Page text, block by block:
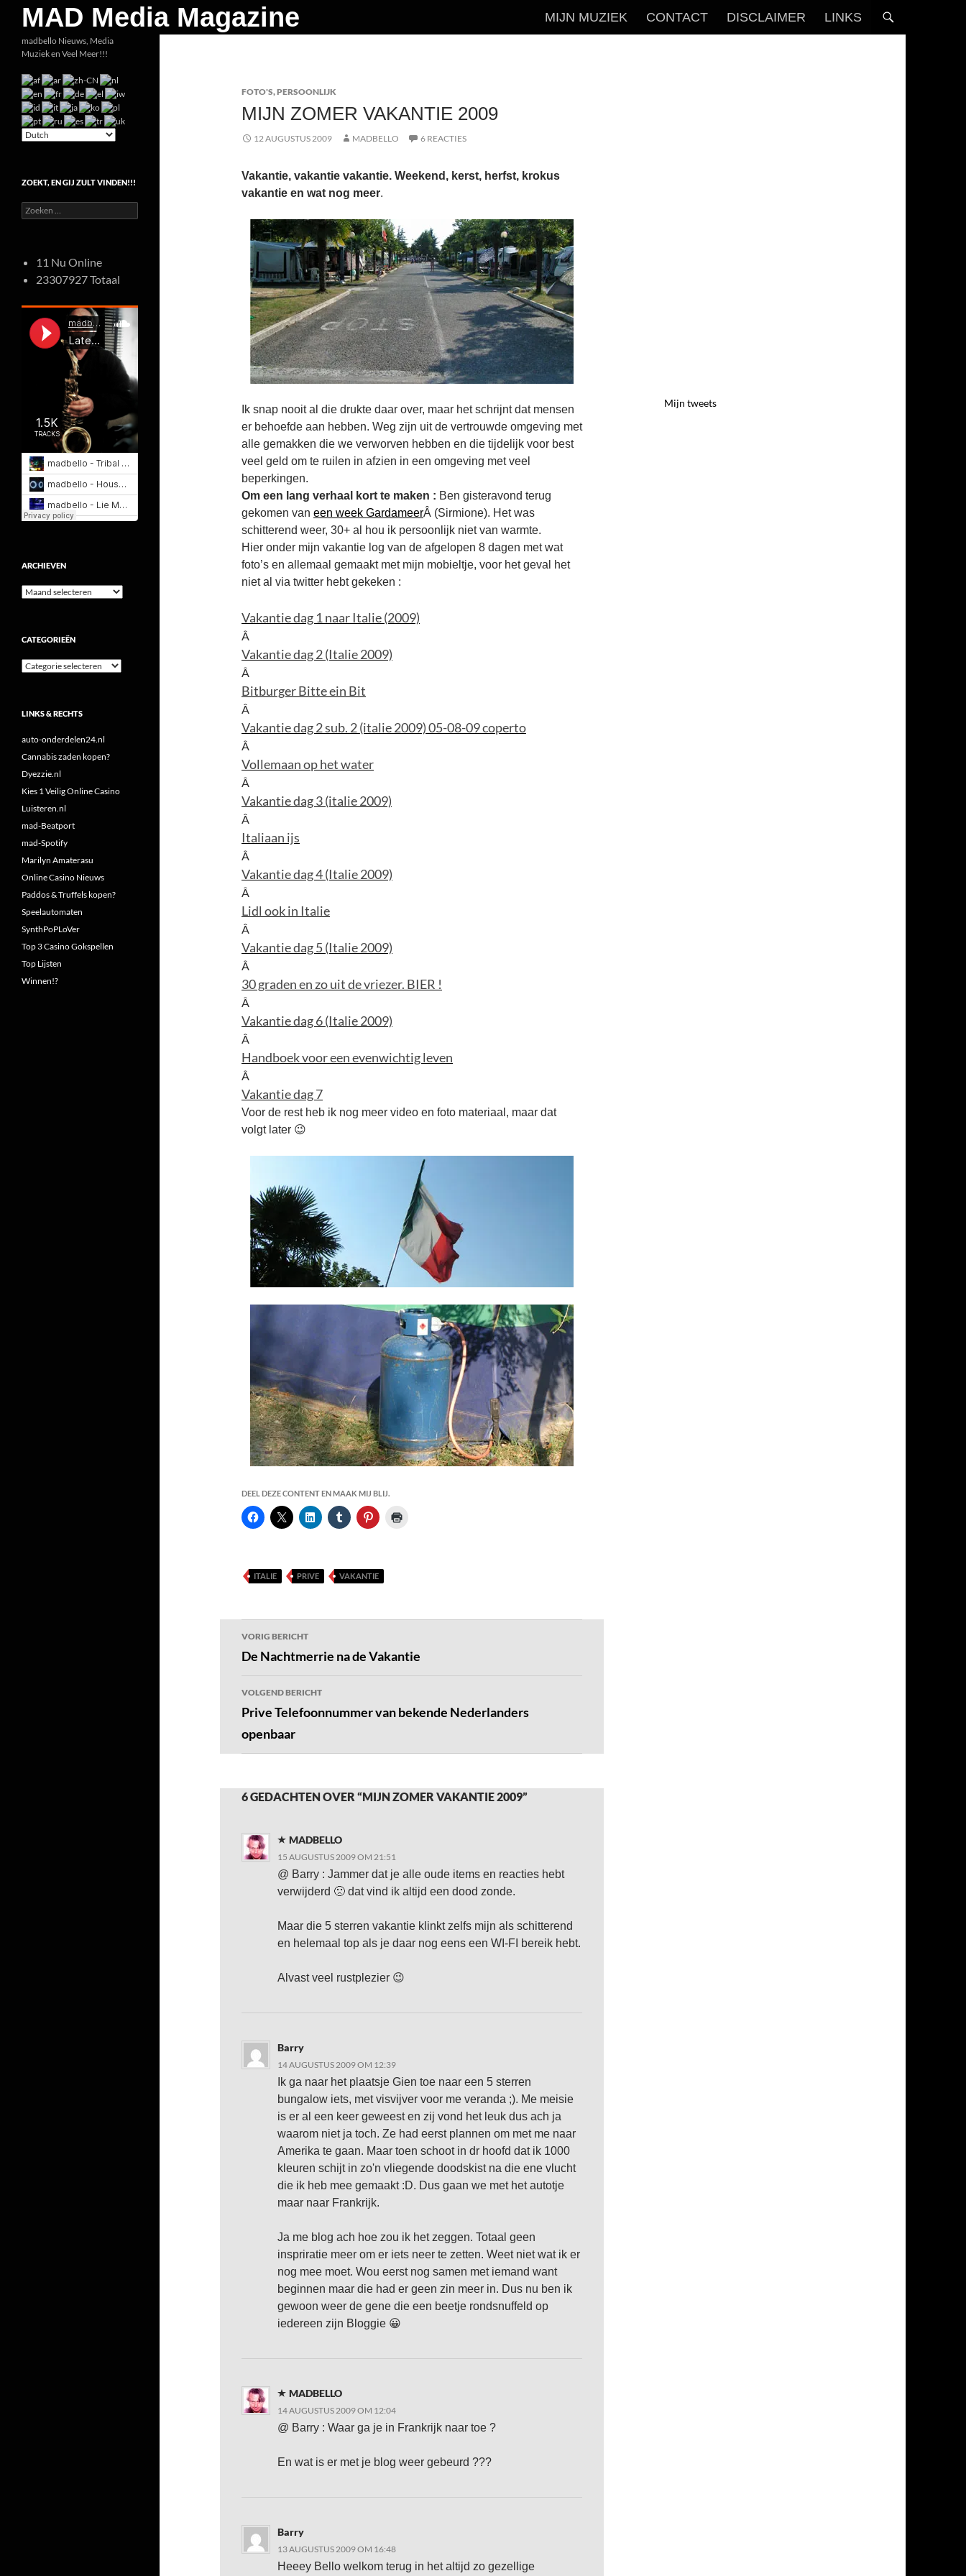
inhoud
MAD Media Magazine
Zoeken
MIJN MUZIEK CONTACT DISCLAIMER LINKS
FOTO'S,PERSOONLIJK
MIJN ZOMER VAKANTIE 2009
12 AUGUSTUS 2009 MADBELLO 6 REACTIES
Vakantie, vakantie vakantie. Weekend, kerst, herfst, krokus
vakantie en wat nog meer.
Ik snap nooit al die drukte daar over, maar het schrijnt dat mensen
er behoefde aan hebben. Weg zijn uit de vertrouwde omgeving met
alle gemakken die we verworven hebben en die tijdelijk voor best
veel geld om te ruilen in afzien in een omgeving met veel
beperkingen.
Om een lang verhaal kort te maken : Ben gisteravond terug
gekomen van een week GardameerÂ (Sirmione). Het was
schitterend weer, 30+ al hou ik persoonlijk niet van warmte.
Hier onder mijn vakantie log van de afgelopen 8 dagen met wat
foto’s en allemaal gemaakt met mijn mobieltje, voor het geval het
niet al via twitter hebt gekeken :
Vakantie dag 1 naar Italie (2009)
Â
Vakantie dag 2 (Italie 2009)
Â
Bitburger Bitte ein Bit
Â
Vakantie dag 2 sub. 2 (italie 2009) 05-08-09 coperto
Â
Vollemaan op het water
Â
Vakantie dag 3 (italie 2009)
Â
Italiaan ijs
Â
Vakantie dag 4 (Italie 2009)
Â
Lidl ook in Italie
Â
Vakantie dag 5 (Italie 2009)
Â
30 graden en zo uit de vriezer. BIER !
Â
Vakantie dag 6 (Italie 2009)
Â
Handboek voor een evenwichtig leven
Â
Vakantie dag 7
Voor de rest heb ik nog meer video en foto materiaal, maar dat
volgt later 😉
DEEL DEZE CONTENT EN MAAK MIJ BLIJ.
ITALIE PRIVE VAKANTIE
Bericht
navigatie
VORIG BERICHT
De Nachtmerrie na de Vakantie
VOLGEND BERICHT
Prive Telefoonnummer van bekende Nederlanders
openbaar
6 GEDACHTEN OVER “MIJN ZOMER VAKANTIE 2009”
MADBELLO
15 AUGUSTUS 2009 OM 21:51
@ Barry : Jammer dat je alle oude items en reacties hebt
verwijderd 🙁 dat vind ik altijd een dood zonde.
Maar die 5 sterren vakantie klinkt zelfs mijn als schitterend
en helemaal top als je daar nog eens een WI-FI bereik hebt.
Alvast veel rustplezier 😉
Barry
14 AUGUSTUS 2009 OM 12:39
Ik ga naar het plaatsje Gien toe naar een 5 sterren
bungalow iets, met visvijver voor me veranda ;). Me meisie
is er al een keer geweest en zij vond het leuk dus ach ja
waarom niet ja toch. Ze had eerst plannen om met me naar
Amerika te gaan. Maar toen schoot in dr hoofd dat ik 1000
kleuren schijt in zo'n vliegende doodskist na die ene vlucht
die ik heb mee gemaakt :D. Dus gaan we met het autotje
maar naar Frankrijk.
Ja me blog ach hoe zou ik het zeggen. Totaal geen
inspriratie meer om er iets neer te zetten. Weet niet wat ik er
nog mee moet. Wou eerst nog samen met iemand want
beginnen maar die had er geen zin meer in. Dus nu ben ik
gewoon weer de gene die een beetje rondsnuffeld op
iedereen zijn Bloggie 😀
MADBELLO
14 AUGUSTUS 2009 OM 12:04
@ Barry : Waar ga je in Frankrijk naar toe ?
En wat is er met je blog weer gebeurd ???
Barry
13 AUGUSTUS 2009 OM 16:48
Heeey Bello welkom terug in het altijd zo gezellige
Mijn tweets
madbello Nieuws, Media
Muziek en Veel Meer!!!
ZOEKT, EN GIJ ZULT VINDEN!!!
Zoeken
naar:
11 Nu Online
23307927 Totaal
ARCHIEVEN
Archieven
CATEGORIEËN
Categorieën
LINKS & RECHTS
auto-onderdelen24.nl
Cannabis zaden kopen?
Dyezzie.nl
Kies 1 Veilig Online Casino
Luisteren.nl
mad-Beatport
mad-Spotify
Marilyn Amaterasu
Online Casino Nieuws
Paddos & Truffels kopen?
Speelautomaten
SynthPoPLoVer
Top 3 Casino Gokspellen
Top Lijsten
Winnen!?